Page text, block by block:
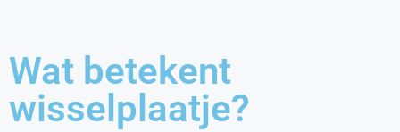
Wat betekent
wisselplaatje?